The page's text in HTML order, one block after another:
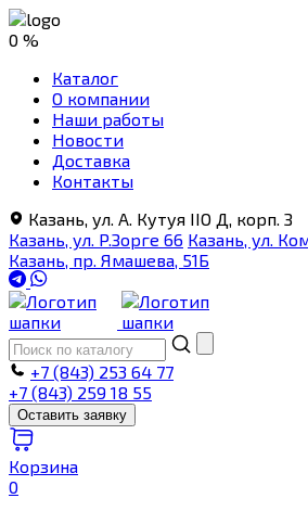
0 %
Каталог
О компании
Наши работы
Новости
Доставка
Контакты
Казань, ул. А. Кутуя IIO Д, корп. З
Казань, ул. Р.Зорге 66 Казань, ул.
Казань, пр. Ямашева, 51Б
+7 (843) 253 64 77
+7 (843) 259 18 55
Оставить заявку
Корзина
0